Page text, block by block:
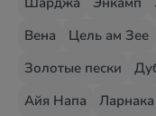
Вена
Цель ам Зее
Золотые пески
Айя Напа
Ларнака